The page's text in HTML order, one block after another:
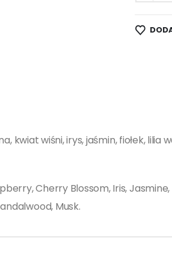
kwiat wiśni, irys, jaśmin, fiołek,
Cherry Blossom, Iris,
Musk.